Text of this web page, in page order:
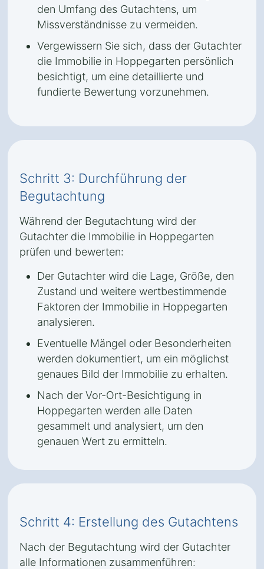
den Umfang des Gutachtens, um
Missverständnisse zu vermeiden.
Vergewissern Sie sich, dass der Gutachter
die Immobilie in Hoppegarten persönlich
besichtigt, um eine detaillierte und
fundierte Bewertung vorzunehmen.
Schritt 3: Durchführung der
Begutachtung
Während der Begutachtung wird der
Gutachter die Immobilie in Hoppegarten
prüfen und bewerten:
Der Gutachter wird die Lage, Größe, den
Zustand und weitere wertbestimmende
Faktoren der Immobilie in Hoppegarten
analysieren.
Eventuelle Mängel oder Besonderheiten
werden dokumentiert, um ein möglichst
genaues Bild der Immobilie zu erhalten.
Nach der Vor-Ort-Besichtigung in
Hoppegarten werden alle Daten
gesammelt und analysiert, um den
genauen Wert zu ermitteln.
Schritt 4: Erstellung des Gutachtens
Nach der Begutachtung wird der Gutachter
alle Informationen zusammenführen: